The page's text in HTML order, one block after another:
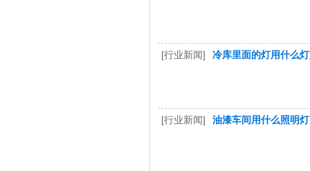
[行业新闻] 冷库里面的灯用什么
[行业新闻] 油漆车间用什么照明灯